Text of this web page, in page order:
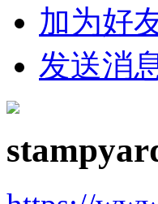
加为好
发送消